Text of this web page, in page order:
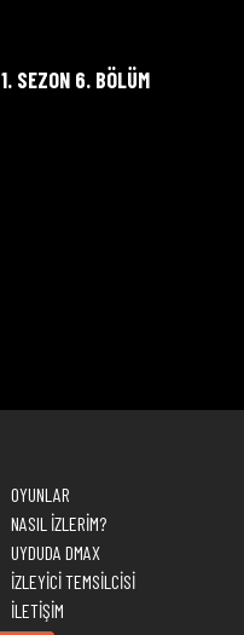
1. SEZON 6. BÖLÜM
OYUNLAR
NASIL İZLERİM?
UYDUDA DMAX
İZLEYİCİ TEMSİLCİSİ
İLETİŞİM